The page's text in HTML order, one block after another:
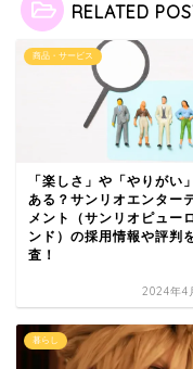
RELATED
商品・サービス
「楽しさ」や「やりがい
ある？サンリオエンター
メント（サンリオピュー
ンド）の採用情報や評判
査！
2024年4
暮らし